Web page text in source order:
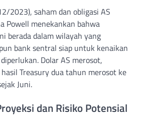
2023), saham dan obligasi AS
Powell menekankan bahwa
berada dalam wilayah yang
bank sentral siap untuk kenaikan
Dolar AS merosot,
Treasury dua tahun merosot ke
Juni.
dan Risiko Potensial